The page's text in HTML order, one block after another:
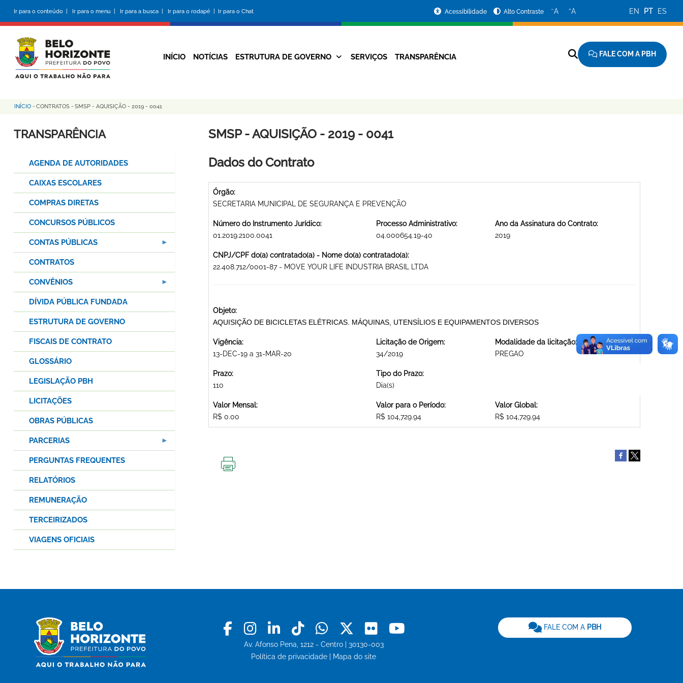
conteúdo
principal
Ir para o conteúdo | Ir para o menu | Ir para a busca | Ir para o rodapé | Ir para o Chat
da
Prefeitura
Acessibilidade Alto Contraste −A +A EN PT ES
Navegação
INÍCIO NOTÍCIAS ESTRUTURA DE GOVERNO SERVIÇOS TRANSPARÊNCIA FALE COM A PBH
Trilha
de
INÍCIO - CONTRATOS - SMSP - AQUISIÇÃO - 2019 - 0041
SMSP - AQUISIÇÃO - 2019 - 0041
Dados do Contrato
Órgão:
SECRETARIA MUNICIPAL DE SEGURANÇA E PREVENÇÃO
Número do Instrumento Jurídico:
01.2019.2100.0041
Processo Administrativo:
04.000654.19-40
Ano da Assinatura do Contrato:
2019
CNPJ/CPF do(a) contratado(a) - Nome do(a) contratado(a):
22.408.712/0001-87 - MOVE YOUR LIFE INDUSTRIA BRASIL LTDA
Objeto:
AQUISIÇÃO DE BICICLETAS ELÉTRICAS. MÁQUINAS, UTENSÍLIOS E EQUIPAMENTOS DIVERSOS
Vigência:
13-DEC-19 a 31-MAR-20
Licitação de Origem:
34/2019
Modalidade da licitação:
PREGAO
Prazo:
110
Tipo do Prazo:
Dia(s)
Valor Mensal:
R$ 0.00
Valor para o Período:
R$ 104,729.94
Valor Global:
R$ 104,729.94
TRANSPARÊNCIA
AGENDA DE AUTORIDADES
CAIXAS ESCOLARES
COMPRAS DIRETAS
CONCURSOS PÚBLICOS
CONTAS PÚBLICAS
CONTRATOS
CONVÊNIOS
DÍVIDA PÚBLICA FUNDADA
ESTRUTURA DE GOVERNO
FISCAIS DE CONTRATO
GLOSSÁRIO
LEGISLAÇÃO PBH
LICITAÇÕES
OBRAS PÚBLICAS
PARCERIAS
PERGUNTAS FREQUENTES
RELATÓRIOS
REMUNERAÇÃO
TERCEIRIZADOS
VIAGENS OFICIAIS
Facebook
Instagram
LinkedinTiktokWhatsapp
X Flickr
Av. Afonso Pena, 1212 - Centro | 30130-003
Política de privacidade
Mapa do site
FALE COM A PBH